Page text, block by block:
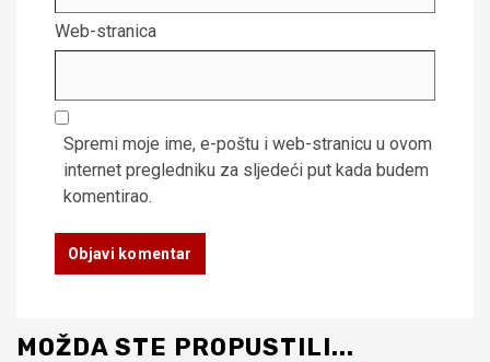
Web-stranica
Spremi moje ime, e-poštu i web-stranicu u ovom
internet pregledniku za sljedeći put kada budem
komentirao.
MOŽDA STE PROPUSTILI...